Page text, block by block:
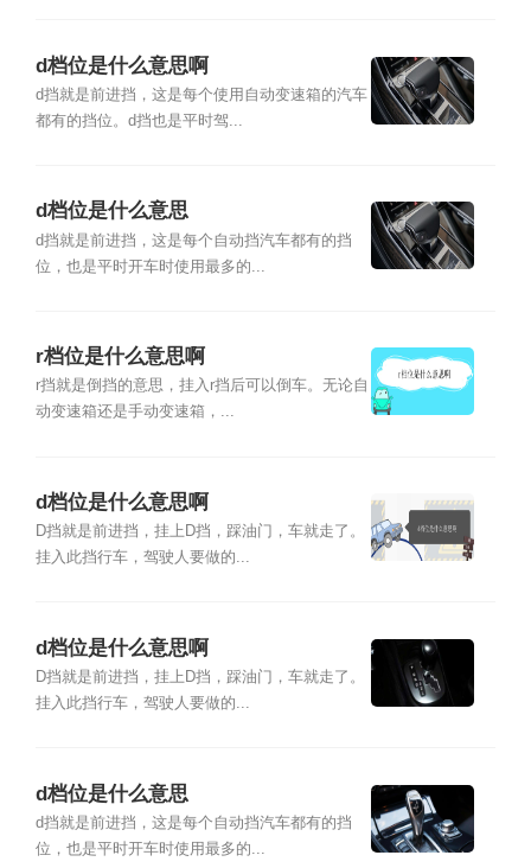
d档位是什么意思啊
d挡就是前进挡，这是每个使用自动变速箱的汽车
都有的挡位。d挡也是平时驾...
d档位是什么意思
d挡就是前进挡，这是每个自动挡汽车都有的挡
位，也是平时开车时使用最多的...
r档位是什么意思啊
r挡就是倒挡的意思，挂入r挡后可以倒车。无论自
动变速箱还是手动变速箱，...
d档位是什么意思啊
D挡就是前进挡，挂上D挡，踩油门，车就走了。
挂入此挡行车，驾驶人要做的...
d档位是什么意思啊
D挡就是前进挡，挂上D挡，踩油门，车就走了。
挂入此挡行车，驾驶人要做的...
d档位是什么意思
d挡就是前进挡，这是每个自动挡汽车都有的挡
位，也是平时开车时使用最多的...